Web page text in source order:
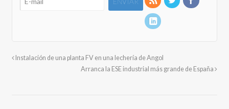
Instalación de una planta FV en una lechería de Angol
Arranca la ESE industrial más grande de España